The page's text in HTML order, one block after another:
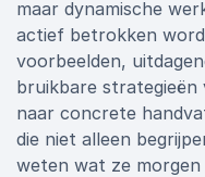
maar dynamische
actief betrokken
voorbeelden,
bruikbare
naar concrete
die niet alleen
weten wat ze morgen